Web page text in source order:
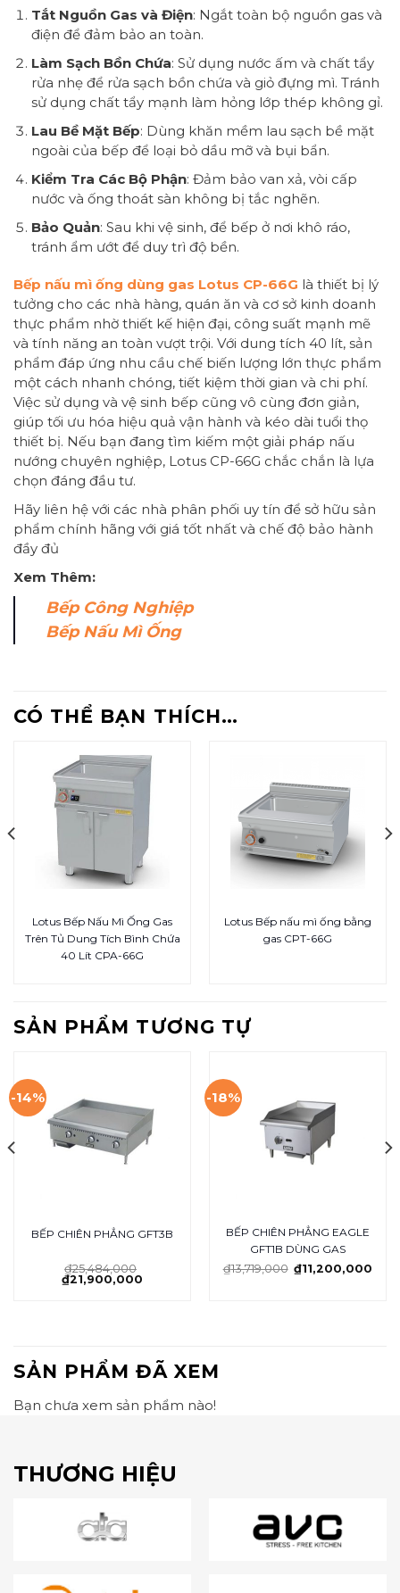
Tắt Nguồn Gas và Điện: Ngắt toàn bộ nguồn gas và
điện để đảm bảo an toàn.
Làm Sạch Bồn Chứa: Sử dụng nước ấm và chất tẩy
rửa nhẹ để rửa sạch bồn chứa và giỏ đựng mì. Tránh
sử dụng chất tẩy mạnh làm hỏng lớp thép không gỉ.
Lau Bề Mặt Bếp: Dùng khăn mềm lau sạch bề mặt
ngoài của bếp để loại bỏ dầu mỡ và bụi bẩn.
Kiểm Tra Các Bộ Phận: Đảm bảo van xả, vòi cấp
nước và ống thoát sàn không bị tắc nghẽn.
Bảo Quản: Sau khi vệ sinh, để bếp ở nơi khô ráo,
tránh ẩm ướt để duy trì độ bền.
Bếp nấu mì ống dùng gas Lotus CP-66G là thiết bị lý
tưởng cho các nhà hàng, quán ăn và cơ sở kinh doanh
thực phẩm nhờ thiết kế hiện đại, công suất mạnh mẽ
và tính năng an toàn vượt trội. Với dung tích 40 lít, sản
phẩm đáp ứng nhu cầu chế biến lượng lớn thực phẩm
một cách nhanh chóng, tiết kiệm thời gian và chi phí.
Việc sử dụng và vệ sinh bếp cũng vô cùng đơn giản,
giúp tối ưu hóa hiệu quả vận hành và kéo dài tuổi thọ
thiết bị. Nếu bạn đang tìm kiếm một giải pháp nấu
nướng chuyên nghiệp, Lotus CP-66G chắc chắn là lựa
chọn đáng đầu tư.
Hãy liên hệ với các nhà phân phối uy tín để sở hữu sản
phẩm chính hãng với giá tốt nhất và chế độ bảo hành
đầy đủ
Xem Thêm:
Bếp Công Nghiệp
Bếp Nấu Mì Ống
CÓ THỂ BẠN THÍCH…
Lotus Bếp Nấu Mì Ống Gas
Trên Tủ Dung Tích Bình Chứa
40 Lít CPA-66G
Lotus Bếp nấu mì ống bằng
gas CPT-66G
SẢN PHẨM TƯƠNG TỰ
-14%
BẾP CHIÊN PHẲNG GFT3B
₫25,484,000
₫21,900,000
-18%
BẾP CHIÊN PHẲNG EAGLE
GFT1B DÙNG GAS
₫13,719,000 ₫11,200,000
SẢN PHẨM ĐÃ XEM
Bạn chưa xem sản phẩm nào!
THƯƠNG HIỆU